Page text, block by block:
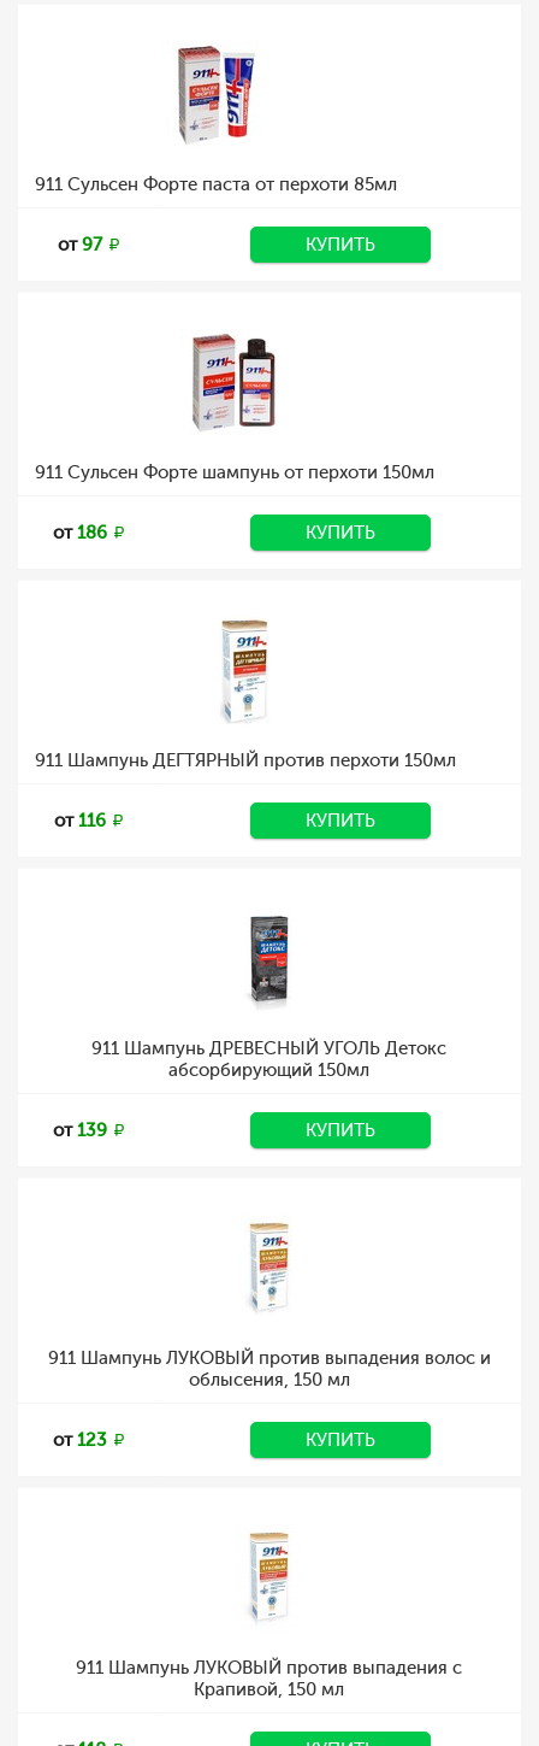
911 Сульсен Форте паста от перхоти 85мл
от97 КУПИТЬ
911 Сульсен Форте шампунь от перхоти 150мл
от186 КУПИТЬ
911 Шампунь ДЕГТЯРНЫЙ против перхоти 150мл
от116 КУПИТЬ
911 Шампунь ДРЕВЕСНЫЙ УГОЛЬ Детокс
абсорбирующий 150мл
от139 КУПИТЬ
911 Шампунь ЛУКОВЫЙ против выпадения волос и
облысения, 150 мл
от123 КУПИТЬ
911 Шампунь ЛУКОВЫЙ против выпадения с
Крапивой, 150 мл